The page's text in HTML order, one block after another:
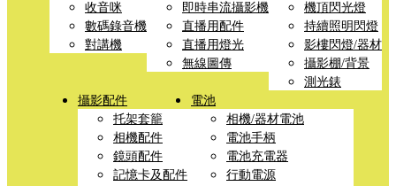
收音咪
數碼錄音機
對講機
即時串流攝影機
直播用配件
直播用燈光
無線圖傳
機頂閃光燈
持續照明閃燈
影樓閃燈/器材
攝影棚/背景
測光錶
攝影配件
托架套籠
相機配件
鏡頭配件
記憶卡及配件
電池
相機/器材電池
電池手柄
電池充電器
行動電源